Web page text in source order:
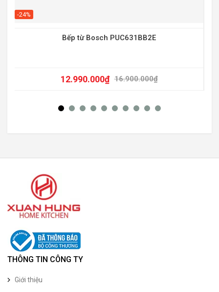
-24%
Bếp từ Bosch PUC631BB2E
16.900.000₫
12.990.000₫
THÔNG TIN CÔNG TY
Giới thiệu